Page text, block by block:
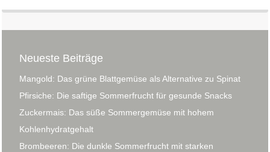
Neueste Beiträge
Mangold: Das grüne Blattgemüse als Alternative zu Spinat
Pfirsiche: Die saftige Sommerfrucht für gesunde Snacks
Zuckermais: Das süße Sommergemüse mit hohem
Kohlenhydratgehalt
Brombeeren: Die dunkle Sommerfrucht mit starken